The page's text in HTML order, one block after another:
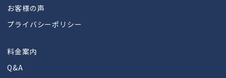
お客様の声
プライバシーポリシー
料金案内
Q&A